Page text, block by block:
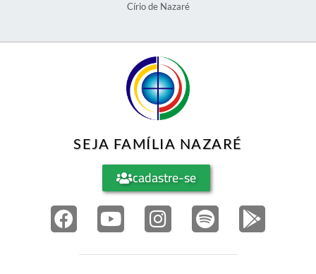
Círio de Nazaré
SEJA FAMÍLIA NAZARÉ
cadastre-se